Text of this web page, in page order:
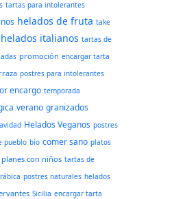
tartas para intolerantes
helados de fruta take
helados italianos tartas de
promoción encargar tarta
postres para intolerantes
encargo temporada
verano granizados
Helados Veganos postres
pueblo bío comer sano platos
planes con niños tartas de
postres naturales helados
Sicilia encargar tarta